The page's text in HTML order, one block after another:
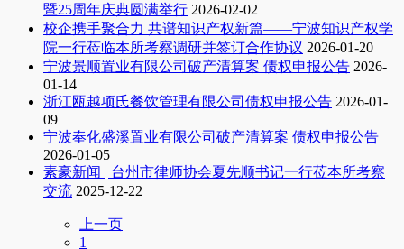
暨25周年庆典圆满举行 2026-02-02
校企携手聚合力 共谱知识产权新篇——宁波知识产权学
院一行莅临本所考察调研并签订合作协议 2026-01-20
宁波景顺置业有限公司破产清算案 债权申报公告 2026-
01-14
浙江瓯越项氏餐饮管理有限公司债权申报公告 2026-01-
09
宁波奉化盛溪置业有限公司破产清算案 债权申报公告
2026-01-05
素豪新闻 | 台州市律师协会夏先顺书记一行莅本所考察
交流 2025-12-22
上一页
1